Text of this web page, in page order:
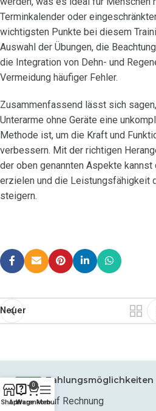
Terminkalender oder
wichtigsten Punkte bei diesem
Auswahl der Übungen, die
die Integration von Dehn- und
Vermeidung häufiger Fehler.
Zusammenfassend lässt sich
Unterarme ohne Geräte eine
Methode ist, um die Kraft und
verbessern. Mit der richtigen
der oben genannten Aspekte
erzielen und die Leistungsfähigkeit
steigern.
Neuer
Zahlungsmöglichkeiten
Auf Rechnung
ShopAnfrage
0
Warenkorb
Menu